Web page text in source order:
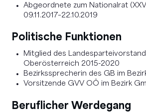
Abgeordnete zum Nationalrat
09.11.2017–22.10.2019
Politische Funktionen
Mitglied des
Oberösterreich 2015-2020
Bezirkssprecherin des GB im
Vorsitzende GVV OÖ im Bezirk
Beruflicher Werdegang